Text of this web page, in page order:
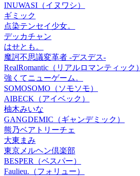
INUWASI（イヌワシ）
ギミック
点染テンセイ少女。
デッカチャン
はせとも。
魔訶不思議変革者 -デスデス-
RealRomantic（リアルロマンティック）
強くてニューゲーム。
SOMOSOMO（ソモソモ）
AIBECK（アイベック）
柚木みいな
GANGDEMIC（ギャンデミック）
熊乃ベアトリーチェ
大東まみ
東京メルヘン倶楽部
BESPER（ベスパー）
Faulieu.（フォリュー）